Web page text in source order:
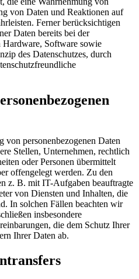
von Daten und Reaktionen auf
Ferner berücksichtigen
Daten bereits bei der
Software sowie
des Datenschutzes, durch
von personenbezogenen Daten
Stellen, Unternehmen, rechtlich
oder Personen übermittelt
offengelegt werden. Zu den
z. B. mit IT-Aufgaben beauftragte
von Diensten und Inhalten, die
In solchen Fällen beachten wir
insbesondere
die dem Schutz Ihrer
Ihrer Daten ab.